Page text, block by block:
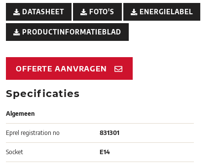
DATASHEET FOTO'S ENERGIELABEL
PRODUCTINFORMATIEBLAD
OFFERTE AANVRAGEN
Specificaties
Algemeen
Eprel registration no 831301
Socket E14